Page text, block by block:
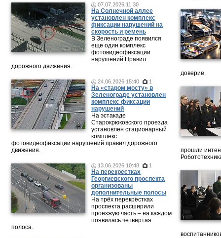
07.07.2026 11:30
На Солнечной аллее
установлен комплекс
фиксации нарушений на
скорость и ремень
В Зеленограде появился
еще один комплекс
фотовидеофиксации
нарушений Правил
дорожного движения.
24.06.2026 15:40 1
На «старом мосту» в
Зеленограде установлен
комплекс фиксации
нарушений
На эстакаде
Старокрюковского проезда
установлен стационарный
комплекс
фотовидеофиксации нарушений правил дорожного
движения.
13.06.2026 10:48 1
На перекрестках
Георгиевского проспекта
организованы
дополнительные полосы
На трёх перекрёстках
проспекта расширили
проезжую часть – на каждом
появилась четвёртая
полоса.
доверие.
прошли